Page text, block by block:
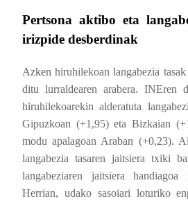
Pertsona aktibo eta
irizpide desberdinak
Azken hiruhilekoan langabezia
ditu lurraldearen arabera. INEren
hiruhilekoarekin alderatuta
Gipuzkoan (+1,95) eta Bizkaian
modu apalagoan Araban (+0,23).
langabezia tasaren jaitsiera txiki
langabeziaren jaitsiera
Herrian, udako sasoiari loturiko